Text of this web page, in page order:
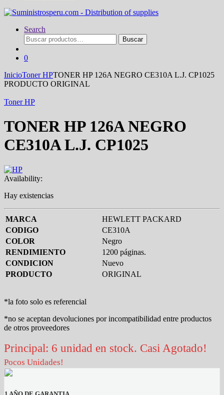
Search
Buscar
por:
Buscar
0
InicioToner HPTONER HP 126A NEGRO CE310A L.J. CP1025
PRODUCTO ORIGINAL
Toner HP
TONER HP 126A NEGRO
CE310A L.J. CP1025
Availability:
Hay existencias
MARCA
HEWLETT PACKARD
CODIGO
CE310A
COLOR
Negro
RENDIMIENTO
1200 páginas.
CONDICION
Nuevo
PRODUCTO
ORIGINAL
*la foto solo es referencial
*no se aceptan devoluciones por incompatibilidad entre productos
de otros proveedores
Principal: 6 unidad en stock. Casi Agotado!
Pocos Unidades!